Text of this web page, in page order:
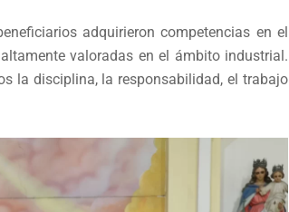
adquirieron competencias en el
valoradas en el ámbito industrial.
la disciplina, la responsabilidad, el trabajo